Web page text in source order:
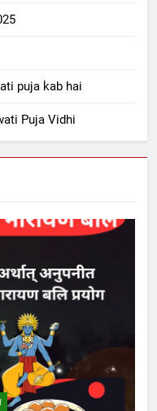
puja kab hai
Puja Vidhi